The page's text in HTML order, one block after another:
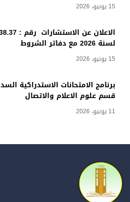
15 يونيو، 2026
لسنة 2026 مع دفاتر الشروط
15 يونيو، 2026
برنامج الامتحانات الاستدراكية
قسم علوم الاعلام والاتصال
11 يونيو، 2026